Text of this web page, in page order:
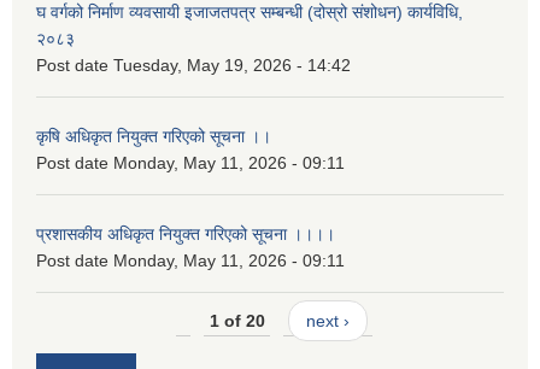
घ वर्गको निर्माण व्यवसायी इजाजतपत्र सम्बन्धी (दोस्रो संशोधन) कार्यविधि,
२०८३
Post date Tuesday, May 19, 2026 - 14:42
कृषि अधिकृत नियुक्त गरिएको सूचना ।।
Post date Monday, May 11, 2026 - 09:11
प्रशासकीय अधिकृत नियुक्त गरिएको सूचना ।।।।
Post date Monday, May 11, 2026 - 09:11
1 of 20 next ›